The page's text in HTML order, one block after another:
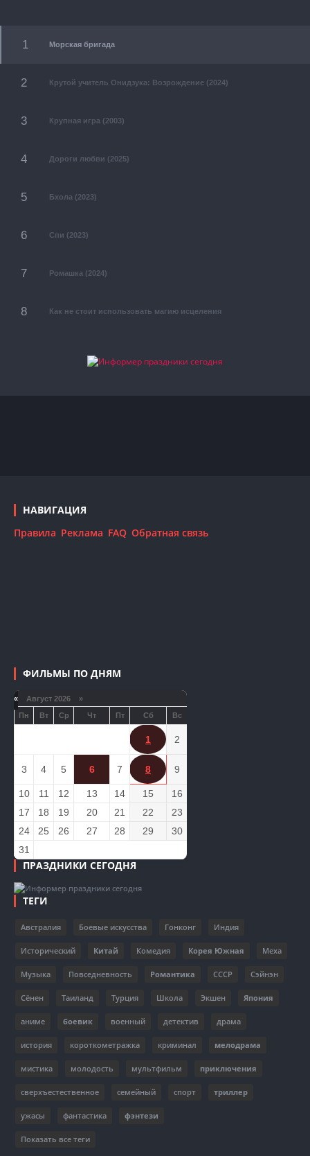
Морская бригада
Крутой учитель Онидзука: Возрождение (2024)
Крупная игра (2003)
Дороги любви (2025)
Бхола (2023)
Спи (2023)
Ромашка (2024)
Как не стоит использовать магию исцеления
НАВИГАЦИЯ
Правила Реклама FAQ Обратная связь
ФИЛЬМЫ ПО ДНЯМ
« Август 2026 »
Пн
Вт Ср Чт Пт Сб Вс
1 2
3 4 5 6 7 8 9
10 11 12 13 14 15
16
17
18 19 20 21 22
23
24
25 26 27 28 29
30
31
ПРАЗДНИКИ СЕГОДНЯ
ТЕГИ
Австралия Боевые искусства Гонконг Индия
Исторический Китай Комедия Корея Южная Меха
Музыка Повседневность Романтика СССР Сэйнэн
Сёнен Таиланд Турция Школа Экшен Япония
аниме боевик военный детектив драма
история короткометражка криминал мелодрама
мистика молодость мультфильм приключения
сверхъестественное семейный спорт триллер
ужасы фантастика фэнтези
Показать все теги